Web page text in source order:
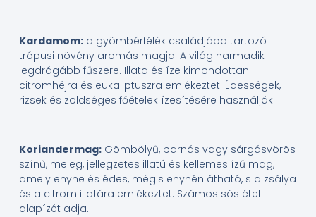
Kardamom:a gyömbérfélék családjába tartozó
trópusi növény aromás magja. A világ harmadik
legdrágább fűszere. Illata és íze kimondottan
citromhéjra és eukaliptuszra emlékeztet. Édességek,
rizsek és zöldséges főételek ízesítésére használják.
Koriandermag:Gömbölyű, barnás vagy sárgásvörös
színű, meleg, jellegzetes illatú és kellemes ízű mag,
amely enyhe és édes, mégis enyhén átható, s a zsálya
és a citrom illatára emlékeztet. Számos sós étel
alapízét adja.